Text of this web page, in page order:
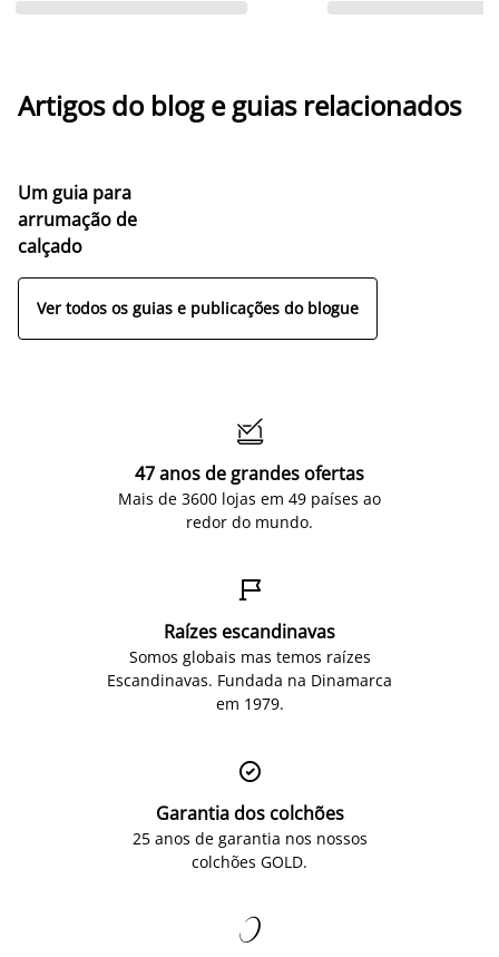
Artigos do blog e guias relacionados
Um guia para
arrumação de
calçado
Ver todos os guias e publicações do blogue

47 anos de grandes ofertas
Mais de 3600 lojas em 49 países ao
redor do mundo.

Raízes escandinavas
Somos globais mas temos raízes
Escandinavas. Fundada na Dinamarca
em 1979.

Garantia dos colchões
25 anos de garantia nos nossos
colchões GOLD.
